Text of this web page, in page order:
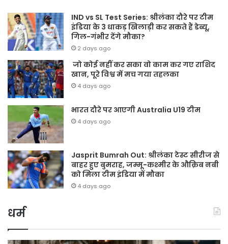
IND vs SL Test Series: श्रीलंका दौरे पर टीम
इंडिया के 3 धाकड़ खिलाड़ी कर सकते हैं डेब्यू,
गिल-गंभीर देंगे मौका?
2 days ago
जो कोई नहीं कर सका वो काम कर गए राशिद
खान, पूरे विश्व में मच गया तहलका
4 days ago
भारत दौरे पर आएगी Australia U19 टीम
4 days ago
Jasprit Bumrah Out: श्रीलंका टेस्ट सीरीज से
बाहर हुए बुमराह, जम्मू-कश्मीर के औक़िब नबी
को मिला टीम इंडिया में मौका
4 days ago
धर्म